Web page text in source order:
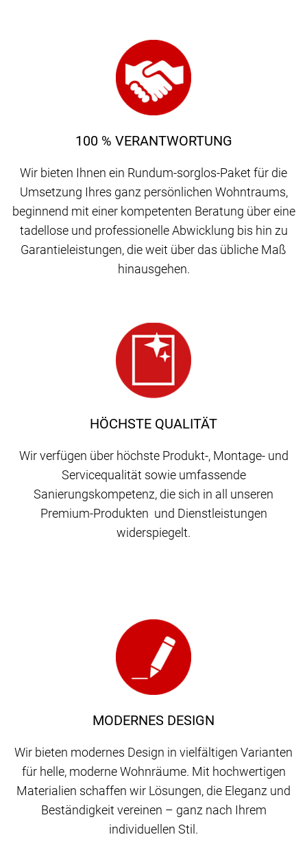
HÖCHSTE QUALITÄT
Wir verfügen über höchste Produkt-, Montage- und
Servicequalität sowie umfassende
Sanierungskompetenz, die sich in all unseren
Premium-Produkten und Dienstleistungen
widerspiegelt.
100 % VERANTWORTUNG
Wir bieten Ihnen ein Rundum-sorglos-Paket für die
Umsetzung Ihres ganz persönlichen Wohntraums,
beginnend mit einer kompetenten Beratung über eine
tadellose und professionelle Abwicklung bis hin zu
Garantieleistungen, die weit über das übliche Maß
hinausgehen.
MODERNES DESIGN
Wir bieten modernes Design in vielfältigen Varianten
für helle, moderne Wohnräume. Mit hochwertigen
Materialien schaffen wir Lösungen, die Eleganz und
Beständigkeit vereinen – ganz nach Ihrem
individuellen Stil.